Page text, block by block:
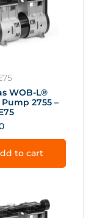
WOB-L®
2755 –
to cart